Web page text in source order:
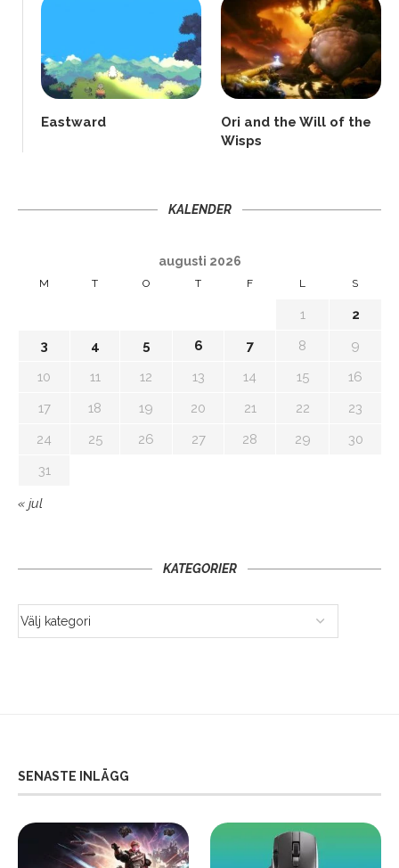
Eastward
Ori and the Will of the
Wisps
KALENDER
augusti 2026
M T O T F L S
1
2
3
4 5 6 7 8
9
10
11 12 13 14 15
16
17
18 19 20 21 22
23
24
25 26 27 28 29
30
31
« jul
KATEGORIER
SENASTE INLÄGG